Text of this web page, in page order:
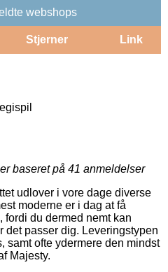
webshops
Stjerner Link
baseret på 41 anmeldelser
udlover i vore dage diverse
moderne er i dag at få
fordi du dermed nemt kan
det passer dig. Leveringstypen
samt ofte ydermere den mindst
Majesty.